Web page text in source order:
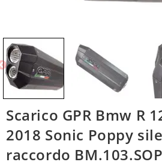
Scarico GPR Bmw R
2018 Sonic Poppy
raccordo